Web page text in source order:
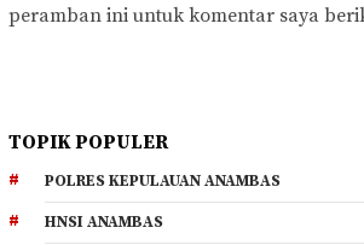
peramban ini untuk komentar saya
TOPIK POPULER
POLRES KEPULAUAN ANAMBAS
HNSI ANAMBAS